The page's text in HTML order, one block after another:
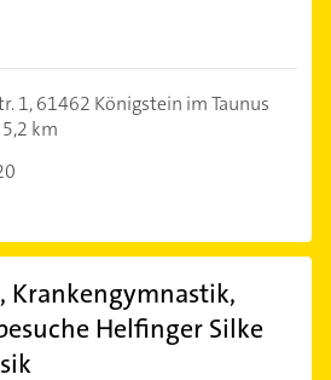
1,61462 Königstein im Taunus
5,2 km
Krankengymnastik,
Helfinger Silke